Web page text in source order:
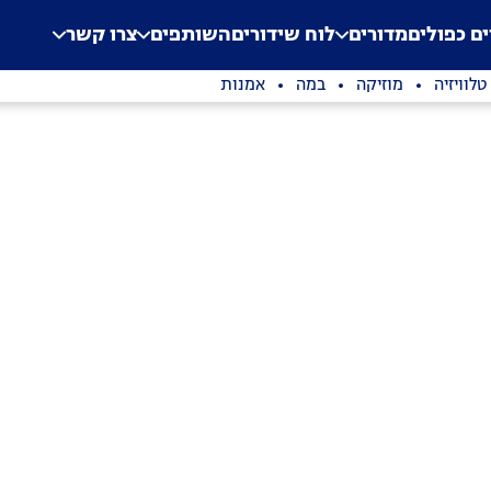
Application error: a
. כפוליםמדורים לוח שידוריםהשותפים צרו קשר
טלוויזיה מוזיקה במה אמנות